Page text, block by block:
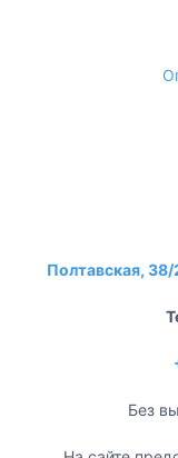
Полтавская, 38/
Без